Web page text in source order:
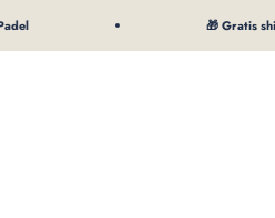
🎁 Gratis shirt